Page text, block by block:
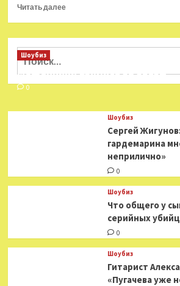
Читать далееПрочитать
Лада
вышла
в
после
Найти:
Шоубиз
Мошенники взялись за звезд
0
Шоубиз
Сергей
гардемарина
неприлично»
0
Шоубиз
Что общего у
серийных
0
Шоубиз
Гитарист
«Пугачева уже